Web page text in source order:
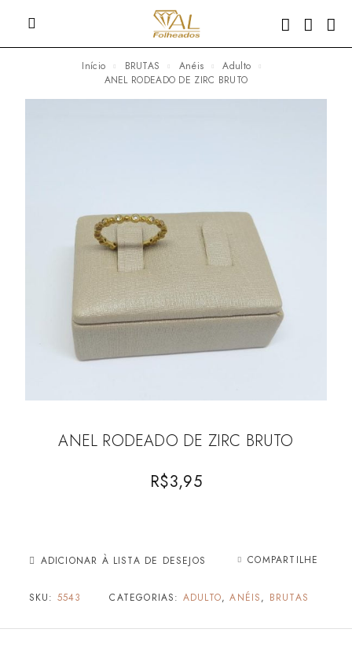
Início BRUTAS Anéis
Adulto
ANEL RODEADO DE ZIRC BRUTO
ANEL RODEADO DE ZIRC BRUTO
R$3,95
ADICIONAR À LISTA DE DESEJOS COMPARTILHE
SKU: 5543 CATEGORIAS: ADULTO,ANÉIS, BRUTAS